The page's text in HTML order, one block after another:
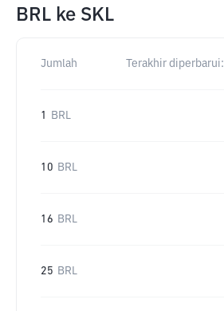
BRL ke SKL
Jumlah Terakhir diperbarui:
1 BRL
10 BRL
16 BRL
25 BRL